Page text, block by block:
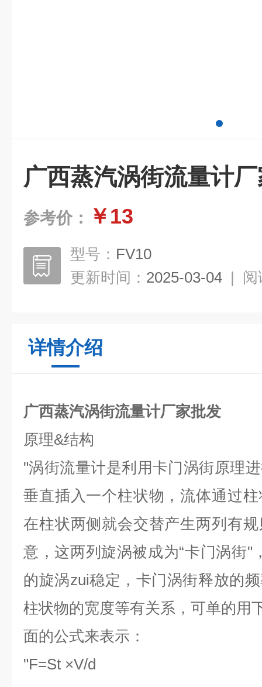
广西蒸汽涡街流量计
参考价： ￥13
型号： FV10
更新时间： 2025-03-04 | 阅
详情介绍
广西蒸汽涡街流量计厂家批发
原理&结构
"涡街流量计是利用卡门涡街原理
垂直插入一个柱状物，流体通过
在柱状两侧就会交替产生两列有
意，这两列旋涡被成为“卡门涡街"
的旋涡zui稳定，卡门涡街释放的
柱状物的宽度等有关系，可单的用
面的公式来表示：
"F=St ×V/d